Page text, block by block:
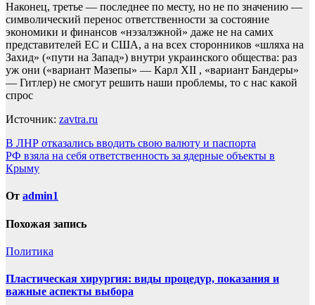
Наконец, третье — последнее по месту, но не по значению —
символический перенос ответственности за состояние
экономики и финансов «нэзалэжной» даже не на самих
представителей ЕС и США, а на всех сторонников «шляха на
Захид» («пути на Запад») внутри украинского общества: раз
уж они («вариант Мазепы» — Карл XII , «вариант Бандеры»
— Гитлер) не смогут решить наши проблемы, то с нас какой
спрос
Источник: zavtra.ru
Навигация
по
В ЛНР отказались вводить свою валюту и паспорта
РФ взяла на себя ответственность за ядерные объекты в
Крыму
От admin1
Похожая запись
Политика
Пластическая хирургия: виды процедур, показания и
важные аспекты выбора